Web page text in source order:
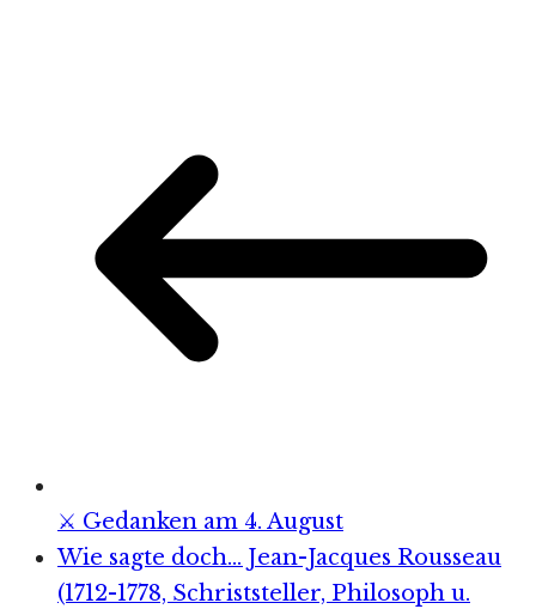
⚔️ Gedanken am 4. August
Wie sagte doch… Jean-Jacques Rousseau
(1712-1778, Schriststeller, Philosoph u.